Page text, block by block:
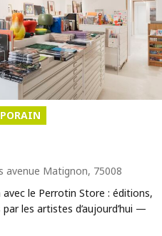
avenue Matignon, 75008
le Perrotin Store : éditions,
les artistes d’aujourd’hui —